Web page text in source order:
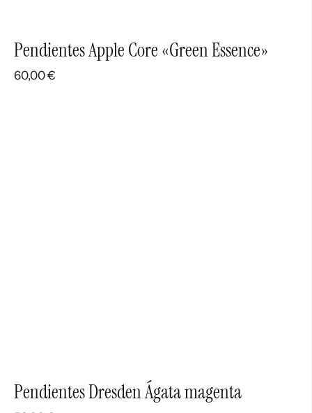
Pendientes Apple Core «Green Essence»
60,00€
Pendientes Dresden Ágata magenta